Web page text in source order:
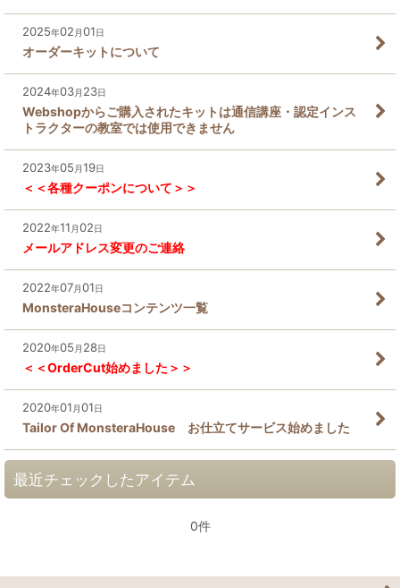
2025年02 月01日
オーダーキットについて
2024年03月 23日
Webshopからご購入されたキットは通信講座・認定インス
トラクターの教室では使用できません
2023年05 月19日
＜＜各種クーポンについて＞＞
2022年11 月02日
メールアドレス変更のご連絡
2022年07月01日
MonsteraHouseコンテンツ一覧
2020年05 月 28日
＜＜OrderCut始めました＞＞
2020年01 月01日
Tailor Of MonsteraHouse お仕立てサービス始めました
最近チェックしたアイテム
0件